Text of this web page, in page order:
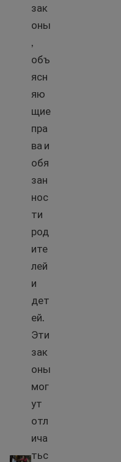
зак
оны
,
объ
ясн
яю
щие
пра
ва и
обя
зан
нос
ти
род
ите
лей
и
дет
ей.
Эти
зак
оны
мог
ут
отл
ича
тьс